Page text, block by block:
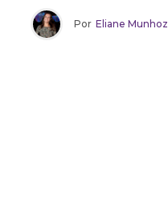
Por Eliane Munhoz